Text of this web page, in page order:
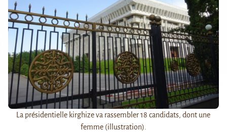
La présidentielle kirghize va rassembler 18 candidats, dont une
femme (illustration).